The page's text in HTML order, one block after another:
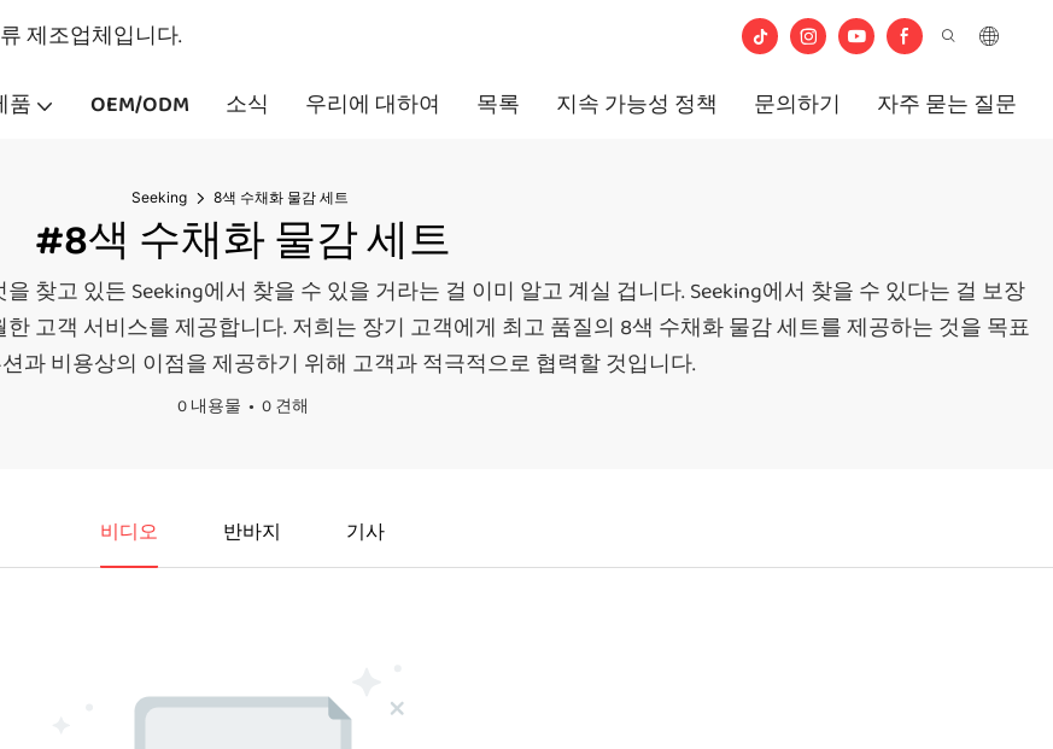
제조업체입니다.
품 OEM/ODM 소식 우리에 대하여 목록 지속 가능성 정책 문의하기 자주 묻는 질문
Seeking 8색 수채화 물감 세트
#8색 수채화 물감 세트
찾고 있든 Seeking에서 찾을 수 있을 거라는 걸 이미 알고 계실 겁니다. Seeking에서 찾을 수 있다는 걸 보장
고객 서비스를 제공합니다. 저희는 장기 고객에게 최고 품질의 8색 수채화 물감 세트를 제공하는 것을 목표
과 비용상의 이점을 제공하기 위해 고객과 적극적으로 협력할 것입니다.
0 내용물 0 견해
비디오 반바지 기사